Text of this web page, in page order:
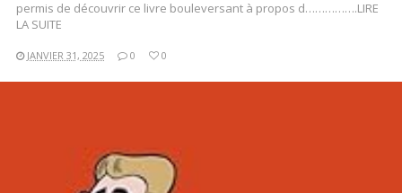
permis de découvrir ce livre bouleversant à propos d…………….LIRE
LA SUITE
JANVIER 31, 2025 0 0